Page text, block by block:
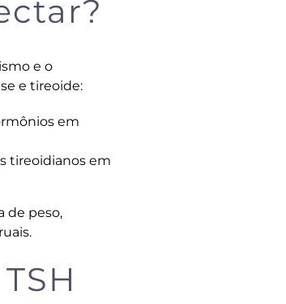
e o
e tireoide:
em
tireoidianos em
de peso,